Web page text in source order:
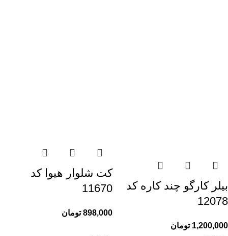
بیلر کارگو چند کاره کد
12078
1,200,000 تومان
کت شلوار هیوا کد
11670
898,000 تومان